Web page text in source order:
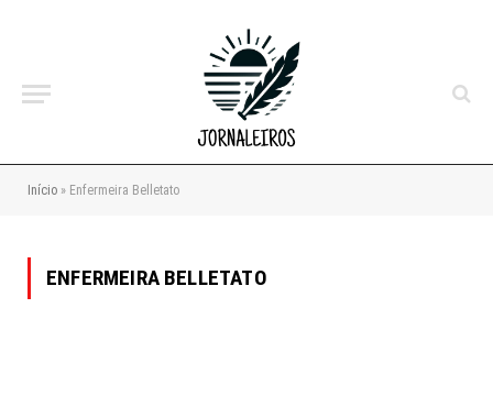
Início » Enfermeira Belletato
ENFERMEIRA BELLETATO